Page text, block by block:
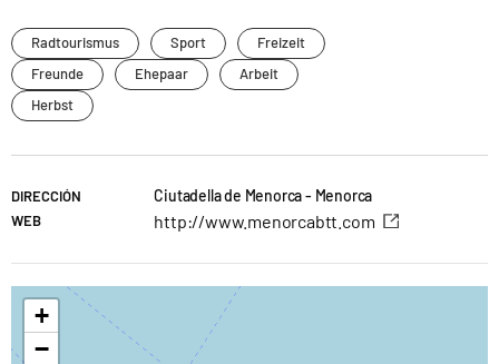
Radtourismus Sport
Freizeit
Freunde
Ehepaar
Arbeit
Herbst
DIRECCIÓN Ciutadella de Menorca - Menorca
WEB http://www.menorcabtt.com
+
−